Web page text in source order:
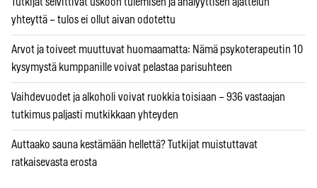
Tutkijat selvittivät uskoon tulemisen ja analyyttisen ajattelun
yhteyttä – tulos ei ollut aivan odotettu
Arvot ja toiveet muuttuvat huomaamatta: Nämä psykoterapeutin 10
kysymystä kumppanille voivat pelastaa parisuhteen
Vaihdevuodet ja alkoholi voivat ruokkia toisiaan – 936 vastaajan
tutkimus paljasti mutkikkaan yhteyden
Auttaako sauna kestämään hellettä? Tutkijat muistuttavat
ratkaisevasta erosta